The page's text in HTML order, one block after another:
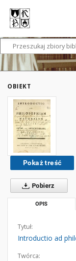
OBIEKT
Pokaż treść
Pobierz
OPIS
Tytuł:
Introductio ad
Twórca: